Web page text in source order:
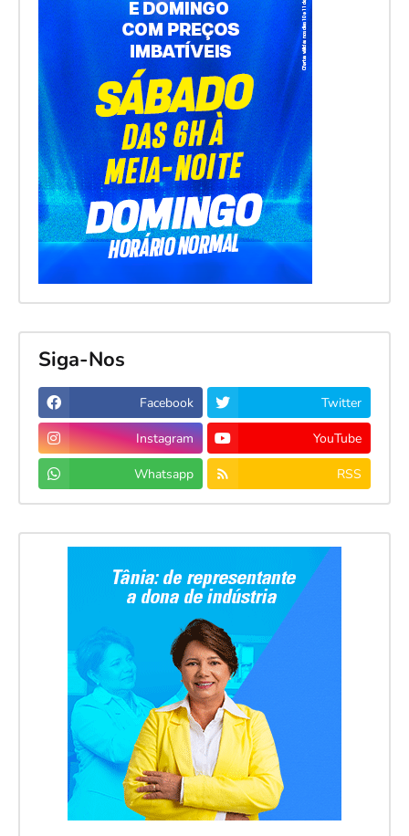
Siga-Nos
Facebook Twitter
Instagram YouTube
Whatsapp RSS